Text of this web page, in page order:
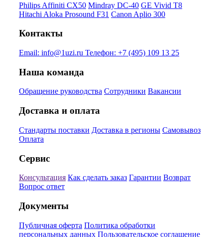
Philips Affiniti CX50 Mindray DC-40 GE Vivid T8
Hitachi Aloka Prosound F31 Canon Aplio 300
Контакты
Email: info@1uzi.ru Телефон: +7 (495) 109 13 25
Наша команда
Обращение руководства Сотрудники Вакансии
Доставка и оплата
Стандарты поставки Доставка в регионы Самовывоз
Оплата
Сервис
Консультация Как сделать заказ Гарантии Возврат
Вопрос ответ
Документы
Публичная оферта Политика обработки
персональных данных Пользовательское соглашение